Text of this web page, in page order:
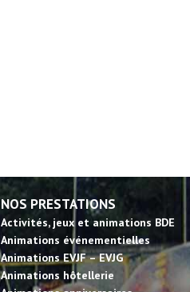
NOS PRESTATIONS
Activités, jeux et animations BDE
Animations événementielles
Animations EVJF – EVJG
Animations hôtellerie